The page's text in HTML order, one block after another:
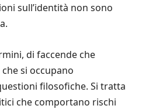
sull’identità non sono
di faccende che
si occupano
filosofiche. Si tratta
che comportano rischi